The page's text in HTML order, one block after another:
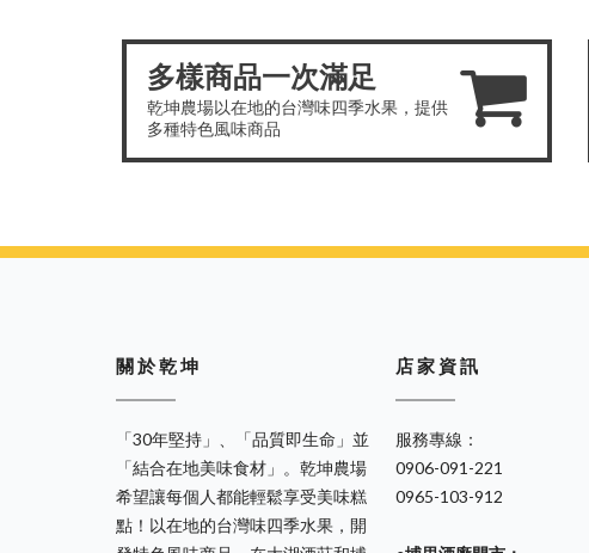
多樣商品一次滿足
乾坤農場以在地的台灣味四季水果，提供
多種特色風味商品
關 於 乾 坤
「30年堅持」、「品質即生命」並
「結合在地美味食材」。乾坤農場
希望讓每個人都能輕鬆享受美味糕
點！以在地的台灣味四季水果，開
店 家 資 訊
服務專線：
0906-091-221
0965-103-912